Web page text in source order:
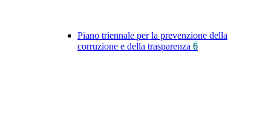
Piano triennale per la prevenzione della
corruzione e della trasparenza 6